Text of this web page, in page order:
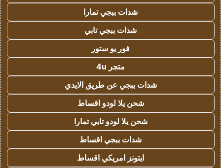
شدات ببجي تمارا
شدات ببجي تابي
فور يو ستور
متجر 4u
شدات ببجي عن طريق الايدي
شحن يلا لودو اقساط
شحن يلا لودو تابي تمارا
شدات ببجي اقساط
ايتونز امريكي اقساط